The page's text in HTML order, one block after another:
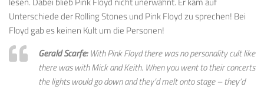
Unterschiede der Rolling Stones und Pink Floyd zu sprechen! Bei
Floyd gab es keinen Kult um die Personen!
Gerald Scarfe:With Pink Floyd there was no personality cult like
there was with Mick and Keith. When you went to their concerts
the lights would go down and they’d melt onto stage – they’d